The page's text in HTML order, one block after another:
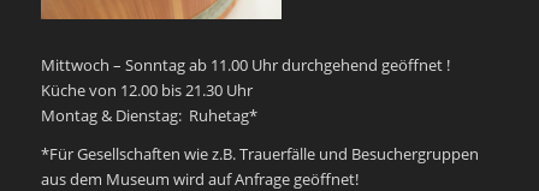
Mittwoch – Sonntag ab 11.00 Uhr durchgehend geöffnet !
Küche von 12.00 bis 21.30 Uhr
Montag & Dienstag: Ruhetag*
*Für Gesellschaften wie z.B. Trauerfälle und Besuchergruppen
aus dem Museum wird auf Anfrage geöffnet!